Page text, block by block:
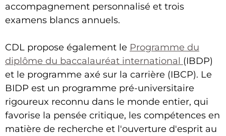
accompagnement personnalisé et trois
examens blancs annuels.
CDL propose également le Programme du
diplôme du baccalauréat international (IBDP)
et le programme axé sur la carrière (IBCP). Le
BIDP est un programme pré-universitaire
rigoureux reconnu dans le monde entier, qui
favorise la pensée critique, les compétences en
matière de recherche et l'ouverture d'esprit au